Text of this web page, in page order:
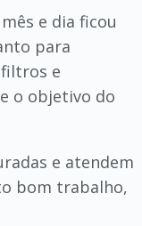
e dia ficou
para
e
o objetivo do
e atendem
bom trabalho,